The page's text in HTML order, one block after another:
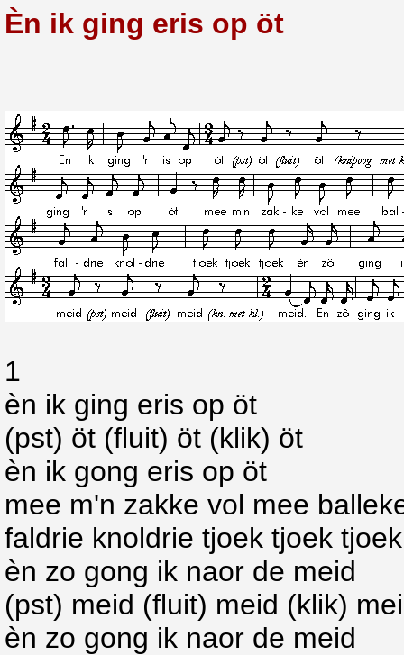
Èn ik ging eris op öt
1
èn ik ging eris op öt
(pst) öt (fluit) öt (klik) öt
èn ik gong eris op öt
mee m'n zakke vol mee
faldrie knoldrie tjoek tjoek tjoek
èn zo gong ik naor de meid
(pst) meid (fluit) meid (klik)
èn zo gong ik naor de meid